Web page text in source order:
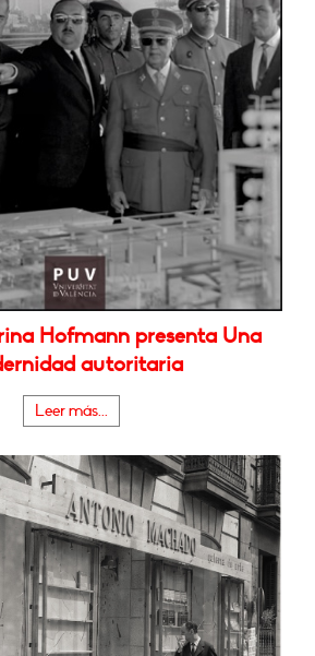
Hofmann presenta Una
autoritaria
Leer más...